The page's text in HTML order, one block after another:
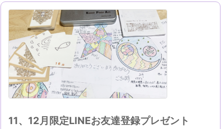
11、12月限定LINEお友達登録プレゼント